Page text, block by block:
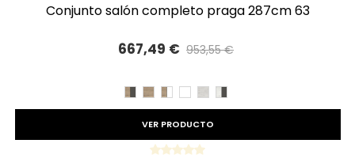
conjunto salón completo praga 287cm 63
667,49 € 953,55 €
CAMBRIAN/PIZARRA
CAMBRIAN
CAMBRIAN/BLANCO
BLANCO
TIBETTIBET/PIZARRA
VER PRODUCTO